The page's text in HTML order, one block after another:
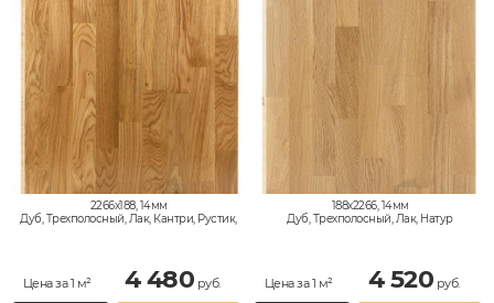
2266x188, 14мм
Дуб, Трехполосный, Лак, Кантри, Рустик,
Цена за 1 м² 4 480 руб.
188x2266, 14мм
Дуб, Трехполосный, Лак, Натур
Цена за 1 м² 4 520 руб.